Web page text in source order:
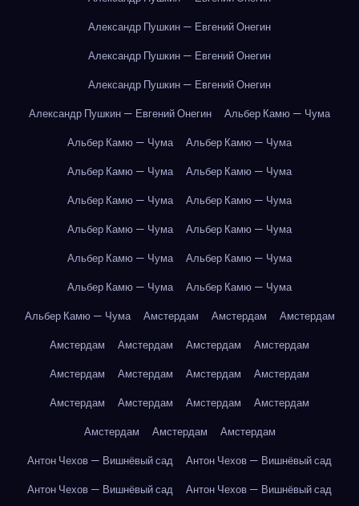
Александр Пушкин — Евгений Онегин
Александр Пушкин — Евгений Онегин
Александр Пушкин — Евгений Онегин
Александр Пушкин — Евгений Онегин
Альбер Камю — Чума
Альбер Камю — Чума
Альбер Камю — Чума
Альбер Камю — Чума
Альбер Камю — Чума
Альбер Камю — Чума
Альбер Камю — Чума
Альбер Камю — Чума
Альбер Камю — Чума
Альбер Камю — Чума
Альбер Камю — Чума
Альбер Камю — Чума
Альбер Камю — Чума
Альбер Камю — Чума
Амстердам Амстердам
Амстердам
Амстердам
Амстердам Амстердам
Амстердам
Амстердам
Амстердам Амстердам
Амстердам
Амстердам
Амстердам Амстердам
Амстердам
Амстердам
Амстердам
Амстердам
Антон Чехов — Вишнёвый сад
Антон Чехов — Вишнёвый сад
Антон Чехов — Вишнёвый сад
Антон Чехов — Вишнёвый сад